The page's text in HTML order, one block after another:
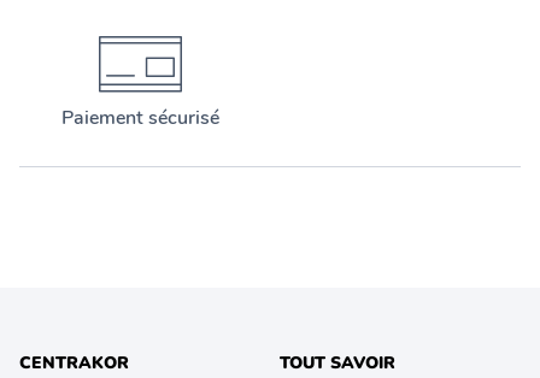
Paiement sécurisé
CENTRAKOR TOUT SAVOIR